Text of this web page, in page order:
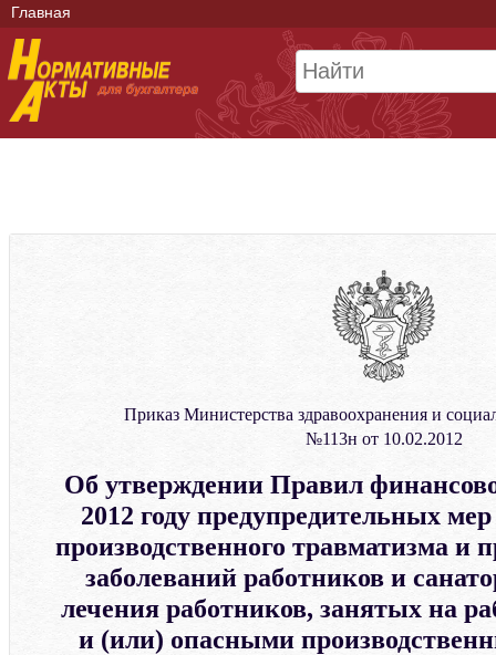
Главная
Приказ Министерства здравоохранения и
№113н от 10.02.2012
Об утверждении Правил
2012 году предупредительных
производственного травматизма и
заболеваний работников и
лечения работников, занятых на
и (или) опасными